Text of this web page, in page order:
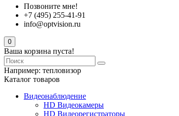
Позвоните мне!
+7 (495) 255-41-91
info@optvision.ru
0
Ваша корзина пуста!
Например: тепловизор
Каталог товаров
Видеонаблюдение
HD Видеокамеры
HD Видеорегистраторы